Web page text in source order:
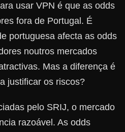
usar VPN é que as odds
fora de Portugal. É
portuguesa afecta as odds
noutros mercados
Mas a diferença é
justificar os riscos?
pelo SRIJ, o mercado
razoável. As odds